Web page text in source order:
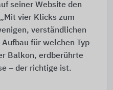
seiner Website den
vier Klicks zum
verständlichen
für welchen Typ
Balkon, erdberührte
– der richtige ist.